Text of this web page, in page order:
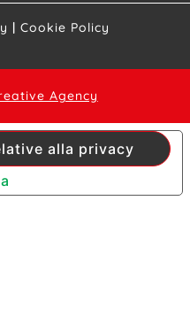
| Cookie Policy
Agency
alla privacy